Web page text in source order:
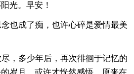
光。早安！
也成了痴，也许心碎是爱情最美
，多少年后，再次徘徊于记忆的